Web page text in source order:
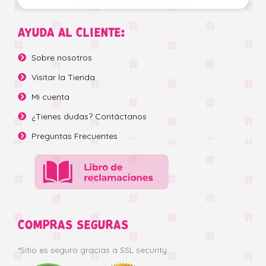
AYUDA AL CLIENTE:
Sobre nosotros
Visitar la Tienda
Mi cuenta
¿Tienes dudas? Contáctanos
Preguntas Frecuentes
COMPRAS SEGURAS
*Sitio es seguro gracias a SSL security